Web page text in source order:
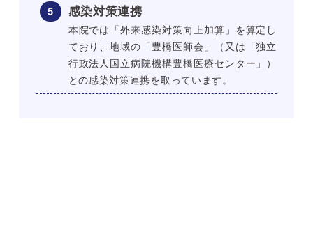
感染対策連携
本院では「外来感染対策向上加算」を算定し
ており、地域の「豊橋医師会」（又は「独立
行政法人国立病院機構豊橋医療センター」）
との感染対策連携を取っています。